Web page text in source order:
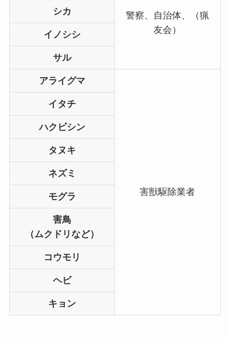
警察、自治体、（猟
友会）
シカ
イノシシ
サル
アライグマ
害獣駆除業者
イタチ
ハクビシン
タヌキ
ネズミ
モグラ
害鳥
（ムクドリなど）
コウモリ
ヘビ
キョン